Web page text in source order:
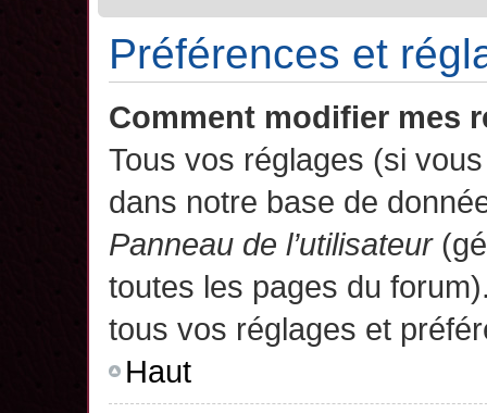
Préférences et
Comment modifier mes
Tous vos réglages (si
dans notre base de
Panneau de l’utilisateur
toutes les pages du
tous vos réglages et
Haut